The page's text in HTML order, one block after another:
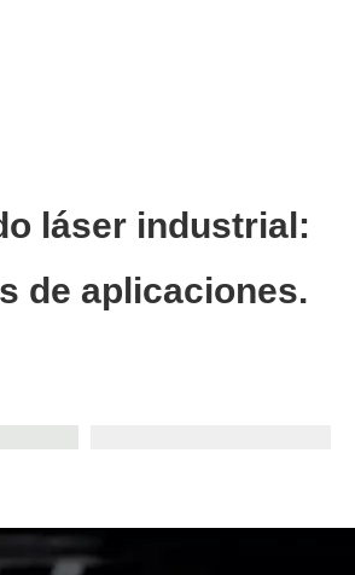
láser industrial:
de aplicaciones.